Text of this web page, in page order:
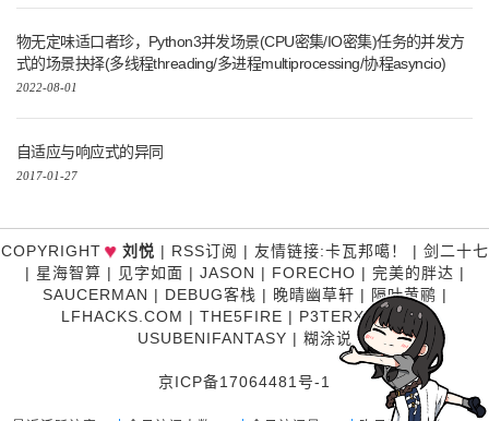
物无定味适口者珍，Python3并发场景(CPU密集/IO密集)任务的并发方
式的场景抉择(多线程threading/多进程multiprocessing/协程asyncio)
2022-08-01
自适应与响应式的异同
2017-01-27
COPYRIGHT♥ 刘悦 | RSS订阅 | 友情链接:卡瓦邦噶！ | 剑二十七
| 星海智算 | 见字如面 | JASON | FORECHO | 完美的胖达 |
SAUCERMAN | DEBUG客栈 | 晚晴幽草轩 | 隔叶黄鹂 |
LFHACKS.COM | THE5FIRE | P3TERX ZONE|
USUBENIFANTASY | 糊涂说
京ICP备17064481号-1